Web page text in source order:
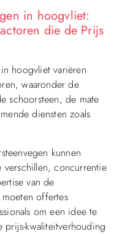
in hoogvliet:
die de Prijs
hoogvliet variëren
waaronder de
schoorsteen, de mate
diensten zoals
kunnen
concurrentie
van de
offertes
om een idee te
kwaliteitverhouding